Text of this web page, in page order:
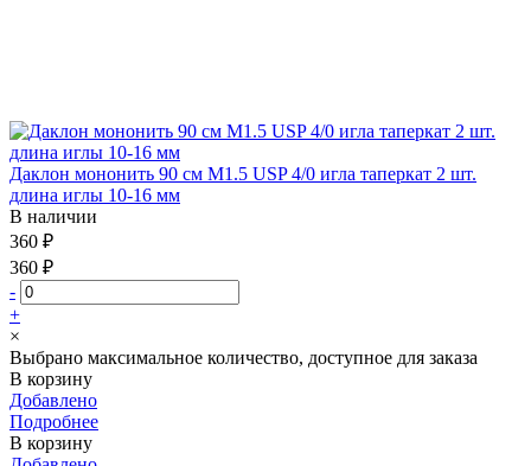
Даклон мононить 90 см М1.5 USP 4/0 игла таперкат 2 шт.
длина иглы 10-16 мм
В наличии
360 ₽
360 ₽
-
+
×
Выбрано максимальное количество, доступное для заказа
В корзину
Добавлено
Подробнее
В корзину